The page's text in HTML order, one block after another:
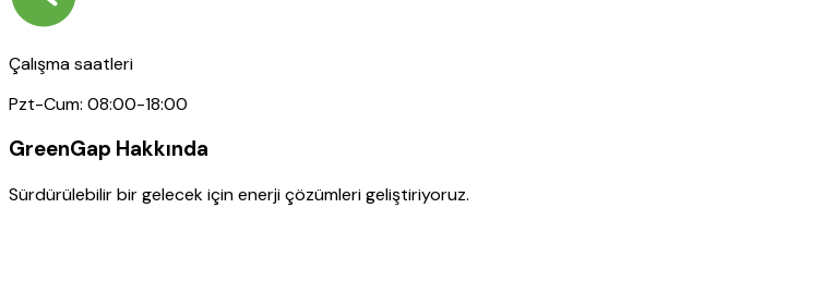
Çalışma saatleri
Pzt-Cum: 08:00-18:00
GreenGap Hakkında
Sürdürülebilir bir gelecek için enerji çözümleri geliştiriyoruz.